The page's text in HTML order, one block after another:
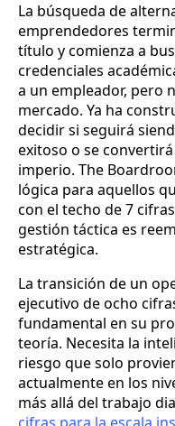
La búsqueda de
emprendedores
título y comienza a
credenciales
a un empleador, pero
mercado. Ya ha
decidir si seguirá
exitoso o se
imperio. The
lógica para aquellos
con el techo de 7
gestión táctica es
estratégica.
La transición de un
ejecutivo de ocho
fundamental en su
teoría. Necesita la
riesgo que solo
actualmente en los
más allá del trabajo